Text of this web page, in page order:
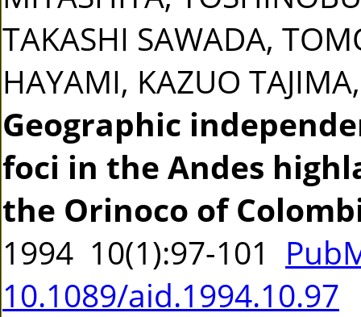
TAKASHI SAWADA,
HAYAMI, KAZUO
Geographic
foci in the Andes
the Orinoco of
1994 10(1):97-101
10.1089/aid.1994.10.97